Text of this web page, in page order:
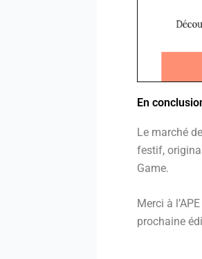
En
Le marché
festif,
Game.
Merci à
prochaine